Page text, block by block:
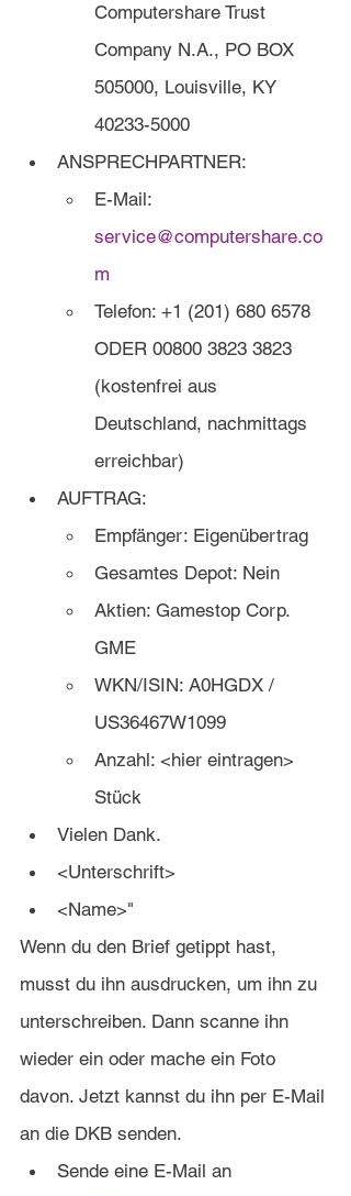
Computershare Trust
Company N.A., PO BOX
505000, Louisville, KY
40233-5000
ANSPRECHPARTNER:
E-Mail:
service@computershare.co
m
Telefon: +1 (201) 680 6578
ODER 00800 3823 3823
(kostenfrei aus
Deutschland, nachmittags
erreichbar)
AUFTRAG:
Empfänger: Eigenübertrag
Gesamtes Depot: Nein
Aktien: Gamestop Corp.
GME
WKN/ISIN: A0HGDX /
US36467W1099
Anzahl: <hier eintragen>
Stück
Vielen Dank.
<Unterschrift>
<Name>"
Wenn du den Brief getippt hast,
musst du ihn ausdrucken, um ihn zu
unterschreiben. Dann scanne ihn
wieder ein oder mache ein Foto
davon. Jetzt kannst du ihn per E-Mail
an die DKB senden.
Sende eine E-Mail an